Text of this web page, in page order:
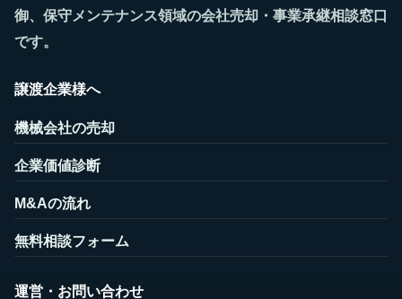
御、保守メンテナンス領域の会社売却・事業承継相談窓口
です。
譲渡企業様へ
機械会社の売却
企業価値診断
M&Aの流れ
無料相談フォーム
運営・お問い合わせ